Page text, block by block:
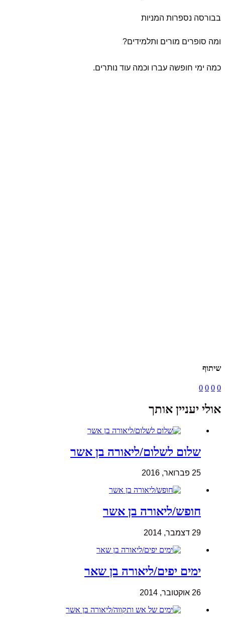
בבורסה נספרות המניות
ומה סופרים מורים ותלמידים?
כמה ימי חופשה עברו וכמה עוד נותרים.
שיתוף
0
0
0
0
אולי יעניין אותך
שלום לשלום/ליאורה בן אשר
25 פברואר, 2016
חופש/ליאורה בן אשר
29 דצמבר, 2014
ימים יפים/ליאורה בן שאר
26 אוקטובר, 2014